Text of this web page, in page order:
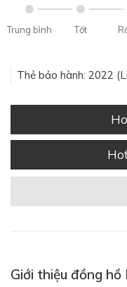
Trung bình Tốt
Thẻ bảo hành: 2022
Giới thiệu đồng